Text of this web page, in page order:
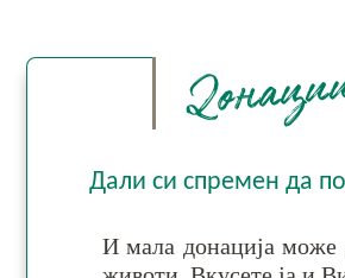
Дали си спремен да
И ма­ла до­на­ци­ја мо­же